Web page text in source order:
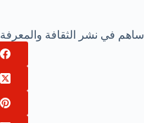
ساهم في نشر الثقافة والمعرفة